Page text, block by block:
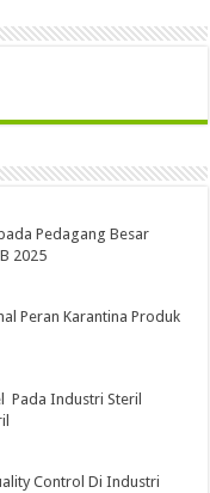
Pedagang Besar
2025
Peran Karantina Produk
Pada Industri Steril
Control Di Industri